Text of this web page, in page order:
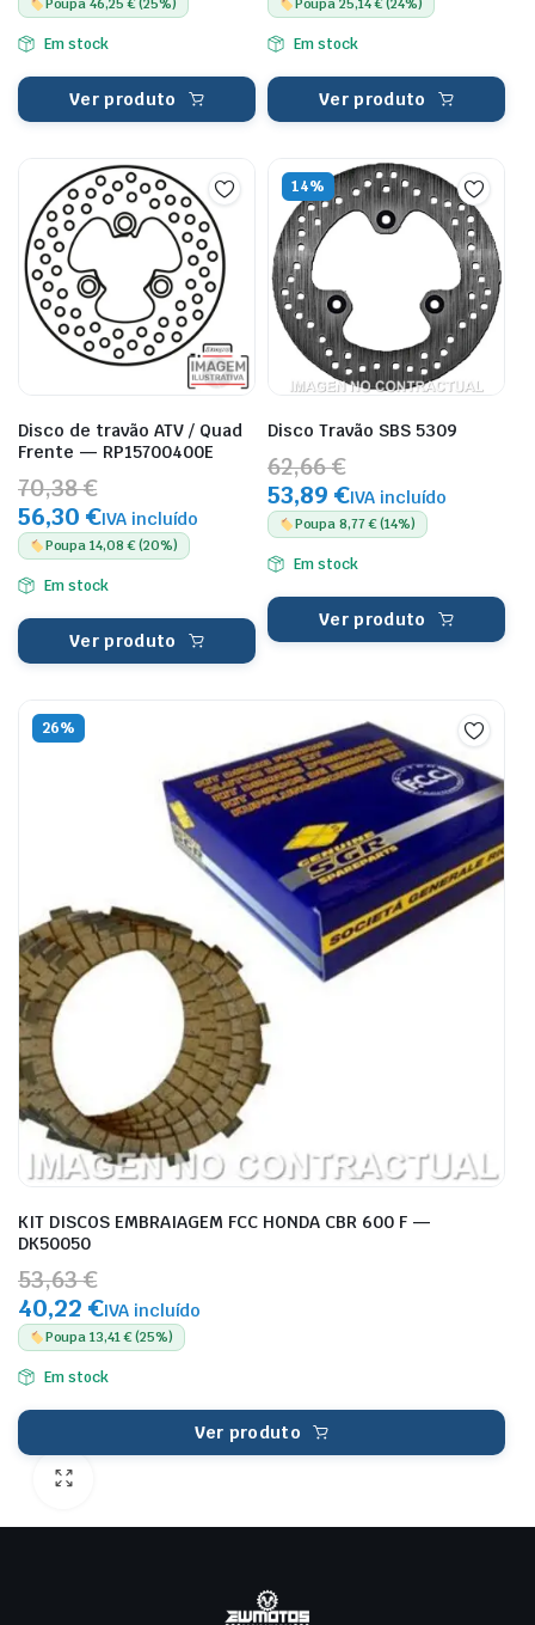
Poupa 46,25 € (25%)
Em stock
Ver produto
Poupa 25,14 € (24%)
Em stock
Ver produto
Disco de travão ATV / Quad
Frente — RP15700400E
70,38 €
56,30 €IVA incluído
Poupa 14,08 € (20%)
Em stock
Ver produto
14%
Disco Travão SBS 5309
62,66 €
53,89 €IVA incluído
Poupa 8,77 € (14%)
Em stock
Ver produto
26%
KIT DISCOS EMBRAIAGEM FCC HONDA CBR 600 F —
DK50050
53,63 €
40,22 €IVA incluído
Poupa 13,41 € (25%)
Em stock
Ver produto